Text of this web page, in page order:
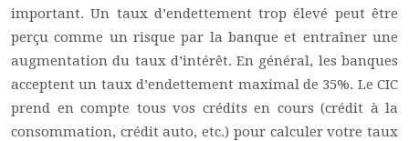
important. Un taux d’endettement trop élevé peut être
perçu comme un risque par la banque et entraîner une
augmentation du taux d’intérêt. En général, les banques
acceptent un taux d’endettement maximal de 35%. Le CIC
prend en compte tous vos crédits en cours (crédit à la
consommation, crédit auto, etc.) pour calculer votre taux